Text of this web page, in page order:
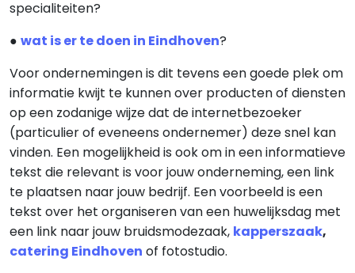
specialiteiten?
● wat is er te doen in Eindhoven?
Voor ondernemingen is dit tevens een goede plek om
informatie kwijt te kunnen over producten of diensten
op een zodanige wijze dat de internetbezoeker
(particulier of eveneens ondernemer) deze snel kan
vinden. Een mogelijkheid is ook om in een informatieve
tekst die relevant is voor jouw onderneming, een link
te plaatsen naar jouw bedrijf. Een voorbeeld is een
tekst over het organiseren van een huwelijksdag met
een link naar jouw bruidsmodezaak, kapperszaak,
catering Eindhoven of fotostudio.